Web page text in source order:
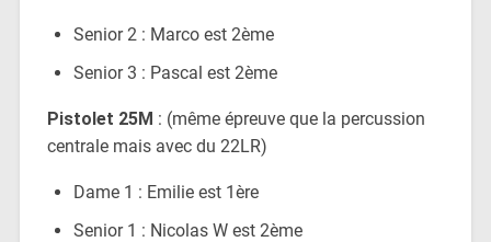
Senior 2 : Marco est 2ème
Senior 3 : Pascal est 2ème
Pistolet 25M : (même épreuve que la percussion
centrale mais avec du 22LR)
Dame 1 : Emilie est 1ère
Senior 1 : Nicolas W est 2ème